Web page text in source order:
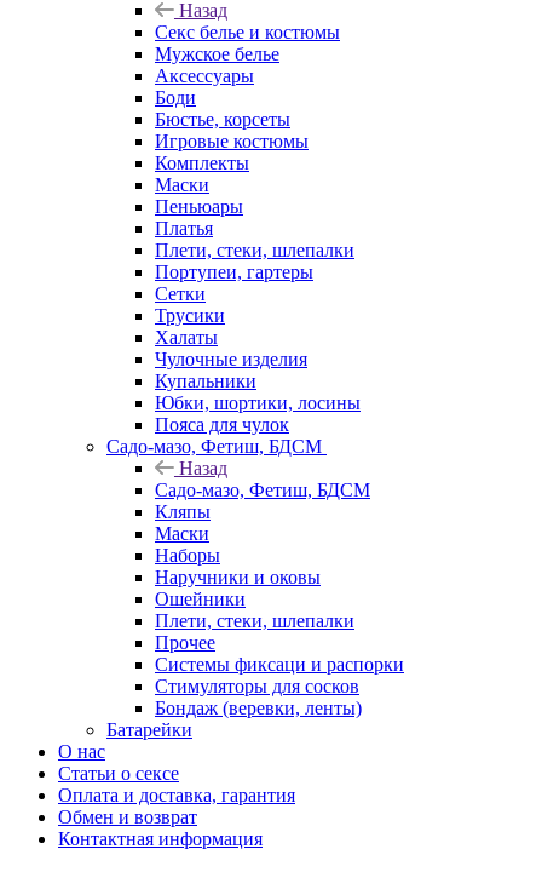
Назад
Секс белье и костюмы
Мужское белье
Аксессуары
Боди
Бюстье, корсеты
Игровые костюмы
Комплекты
Маски
Пеньюары
Платья
Плети, стеки, шлепалки
Портупеи, гартеры
Сетки
Трусики
Халаты
Чулочные изделия
Купальники
Юбки, шортики, лосины
Пояса для чулок
Садо-мазо, Фетиш, БДСМ
Назад
Садо-мазо, Фетиш, БДСМ
Кляпы
Маски
Наборы
Наручники и оковы
Ошейники
Плети, стеки, шлепалки
Прочее
Системы фиксаци и распорки
Стимуляторы для сосков
Бондаж (веревки, ленты)
Батарейки
О нас
Статьи о сексе
Оплата и доставка, гарантия
Обмен и возврат
Контактная информация